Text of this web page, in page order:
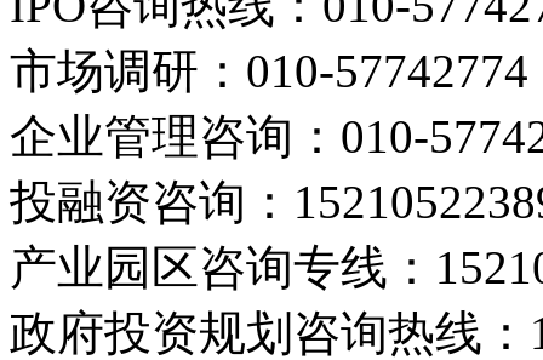
市场调研： 010-57742774
企业管理咨询： 010-
投融资咨询：
产业园区咨询专线：
政府投资规划咨询热线：